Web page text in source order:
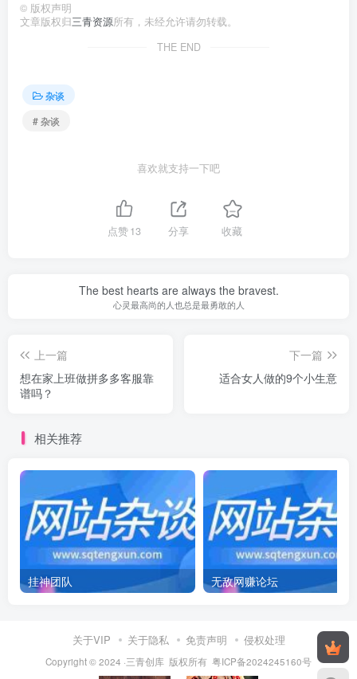
© 版权声明
文章版权归三青资源所有，未经允许请勿转载。
THE END
杂谈
# 杂谈
喜欢就支持一下吧
点赞13 分享 收藏
The best hearts are always the bravest.
心灵最高尚的人也总是最勇敢的人
上一篇
想在家上班做拼多多客服靠
谱吗？
下一篇
适合女人做的9个小生意
相关推荐
挂神团队 无敌网赚论坛
关于VIP 关于隐私 免责声明 侵权处理
Copyright © 2024 ·三青创库 版权所有 粤ICP备2024245160号